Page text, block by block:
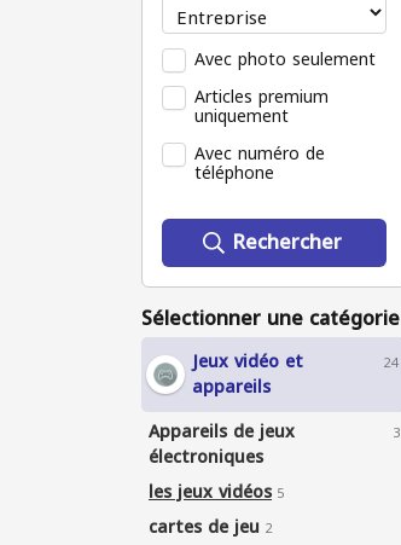
Avec photo seulement
Articles premium
uniquement
Avec numéro de
téléphone
Rechercher
Sélectionner une catégorie
Jeux vidéo et
appareils
24
Appareils de jeux
électroniques
3
les jeux vidéos 5
cartes de jeu 2